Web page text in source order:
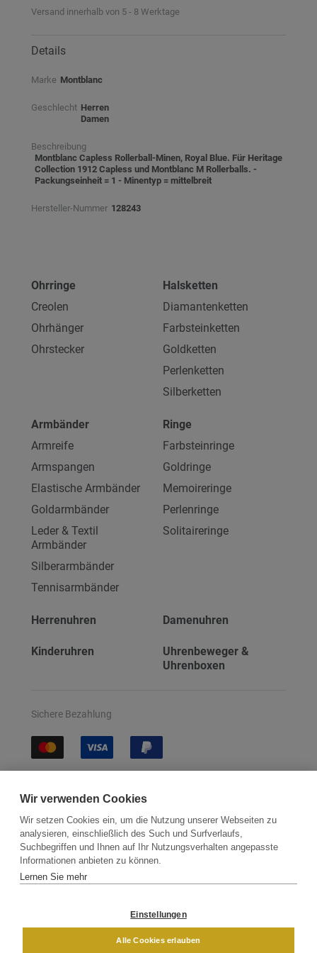
Versand innerhalb von 5 - 8 Werktage
Details
Marke Montblanc
Geschlecht Herren
Damen
Beschreibung
Montblanc Capless Rollerball-Minen, Royal Blue. Für Heritage
Collection 1912 Capless und Montblanc M Rollerballs. -
Packungseinheit = 1 - Minentyp = mittelbreit
Hersteller-Nummer 128243
Ohrringe
Creolen
Ohrhänger
Ohrstecker
Halsketten
Diamantenketten
Farbsteinketten
Goldketten
Perlenketten
Silberketten
Armbänder
Armreife
Armspangen
Elastische Armbänder
Goldarmbänder
Leder & Textil
Armbänder
Silberarmbänder
Tennisarmbänder
Ringe
Farbsteinringe
Goldringe
Memoireringe
Perlenringe
Solitaireringe
Herrenuhren Damenuhren
Kinderuhren
Uhrenbeweger &
Uhrenboxen
Sichere Bezahlung
Kontakt Newsletter Partner
Versand
DAMEN
Wir verwenden Cookies
Wir setzen Cookies ein, um die Nutzung unserer Webseiten zu
analysieren, einschließlich des Such und Surfverlaufs,
Suchbegriffen und Ihnen auf Ihr Nutzungsverhalten angepasste
Informationen anbieten zu können.
Lernen Sie mehr
Einstellungen
Alle Cookies erlauben